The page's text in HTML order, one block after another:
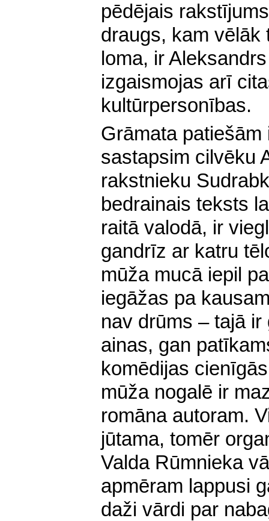
pēdējais
draugs, kam vēlāk
loma, ir
izgaismojas arī
kultūrpersonības.
Grāmata
sastapsim cilvēku
rakstnieku S
bedrainais teksts
raitā valodā, ir
gandrīz ar katru
mūža mucā iepil
iegāžas pa
nav drūms – tajā
ainas, gan
komēdijas
mūža nogalē ir
romāna autoram.
jūtama, tomēr
Valda Rūmnieka
apmēram lappusi
daži vārdi par